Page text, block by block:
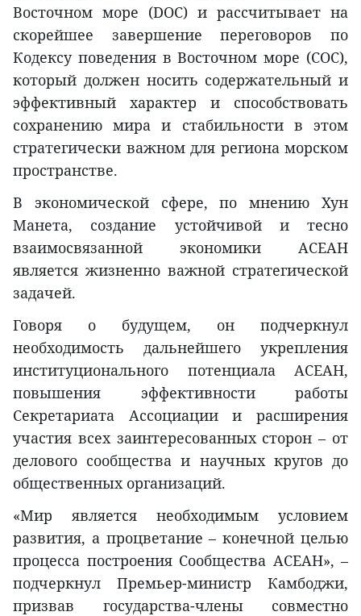
Восточном море (DOC) и рассчитывает на
скорейшее завершение переговоров по
Кодексу поведения в Восточном море (COC),
который должен носить содержательный и
эффективный характер и способствовать
сохранению мира и стабильности в этом
стратегически важном для региона морском
пространстве.
В экономической сфере, по мнению Хун
Манета, создание устойчивой и тесно
взаимосвязанной экономики АСЕАН
является жизненно важной стратегической
задачей.
Говоря о будущем, он подчеркнул
необходимость дальнейшего укрепления
институционального потенциала АСЕАН,
повышения эффективности работы
Секретариата Ассоциации и расширения
участия всех заинтересованных сторон – от
делового сообщества и научных кругов до
общественных организаций.
«Мир является необходимым условием
развития, а процветание – конечной целью
процесса построения Сообщества АСЕАН», –
подчеркнул Премьер-министр Камбоджи,
призвав государства-члены совместно